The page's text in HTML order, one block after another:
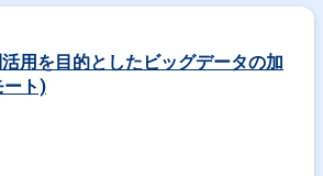
データをデータレイクに蓄積するシステムを開
ット広告関連データが蓄積されたデータレイク
するグループ機械学習を用いたプロダクトを開
実績情報を出力・レポーティングするための分
データレイク/データウェアハウス/デー
活用を目的としたビッグデータの加
ート)